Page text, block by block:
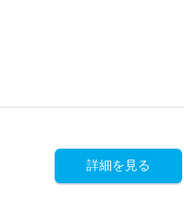
詳細を見る